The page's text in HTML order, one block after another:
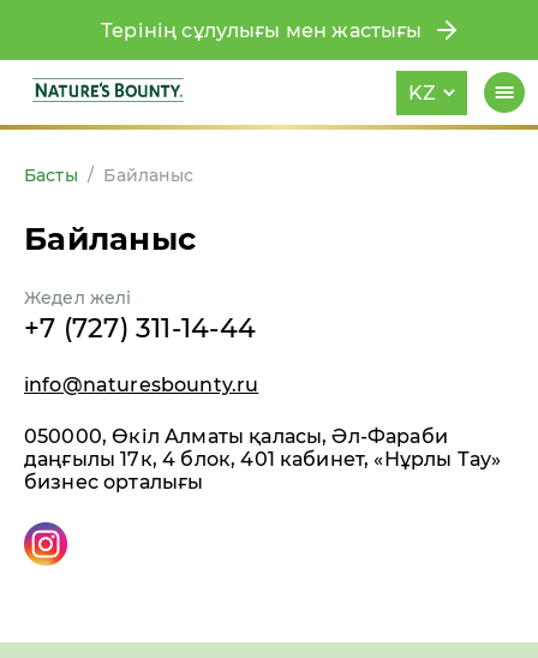
Терінің сұлулығы мен жастығы
KZ
Басты / Байланыс
Байланыс
Жедел желі
+7 (727) 311-14-44
info@naturesbounty.ru
050000, Өкіл Алматы қаласы, Әл-Фараби
даңғылы 17к, 4 блок, 401 кабинет, «Нұрлы Тау»
бизнес орталығы